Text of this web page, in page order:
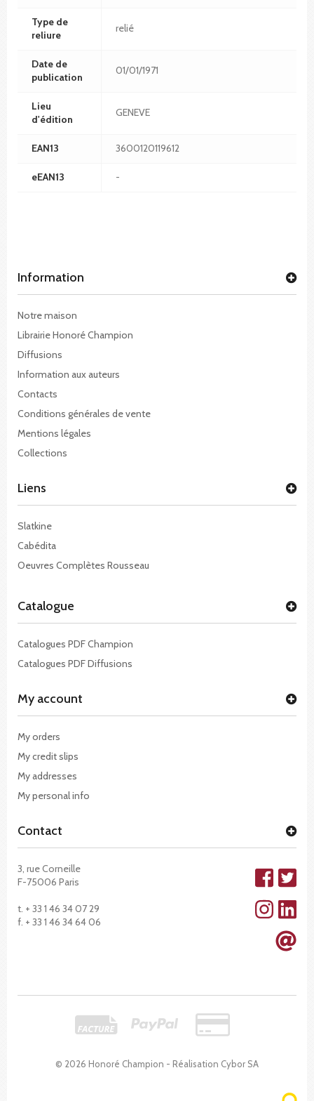
Type de
reliure
relié
Date de
publication
01/01/1971
Lieu
d'édition
GENEVE
EAN13 3600120119612
eEAN13 -
Information
Notre maison
Librairie Honoré Champion
Diffusions
Information aux auteurs
Contacts
Conditions générales de vente
Mentions légales
Collections
© 2026 Honoré Champion - Réalisation Cybor SA
Liens
Slatkine
Cabédita
Oeuvres Complètes Rousseau
Catalogue
Catalogues PDF Champion
Catalogues PDF Diffusions
My account
My orders
My credit slips
My addresses
My personal info
Contact
3, rue Corneille
F-75006 Paris
t. + 33 1 46 34 07 29
f. + 33 1 46 34 64 06